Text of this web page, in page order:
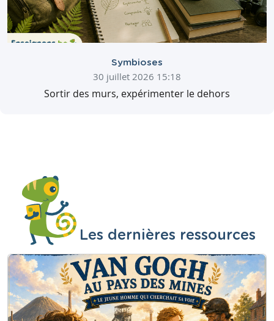
Symbioses
30 juillet 2026 15:18
Sortir des murs, expérimenter le dehors
Les dernières ressources